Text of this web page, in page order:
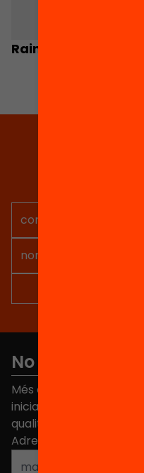
Raimon Bonal
No et perdis res
Més de 40.000
iniciatives, propostes i
qualitat de l'educació a
Adreça electrònica